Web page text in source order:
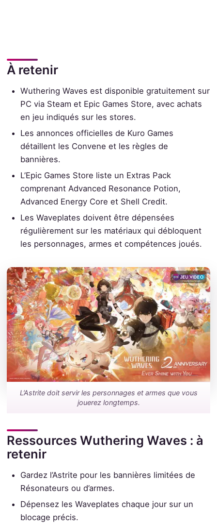
À retenir
Wuthering Waves est disponible gratuitement sur
PC via Steam et Epic Games Store, avec achats
en jeu indiqués sur les stores.
Les annonces officielles de Kuro Games
détaillent les Convene et les règles de
bannières.
L’Epic Games Store liste un Extras Pack
comprenant Advanced Resonance Potion,
Advanced Energy Core et Shell Credit.
Les Waveplates doivent être dépensées
régulièrement sur les matériaux qui débloquent
les personnages, armes et compétences joués.
L’Astrite doit servir les personnages et armes que vous
jouerez longtemps.
Ressources Wuthering Waves : à
retenir
Gardez l’Astrite pour les bannières limitées de
Résonateurs ou d’armes.
Dépensez les Waveplates chaque jour sur un
blocage précis.